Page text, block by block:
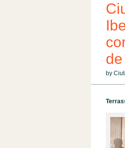
by